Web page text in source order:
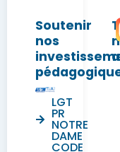
Soutenir
nos
LGT
PR
NOTRE
DAME
CODE